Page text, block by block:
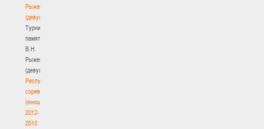
Рыженкова
(девушки)
Турнир
памяти
В.Н.
Рыженкова
(девушки)
Республиканские
соревнования
(юноши)
2012-
2013